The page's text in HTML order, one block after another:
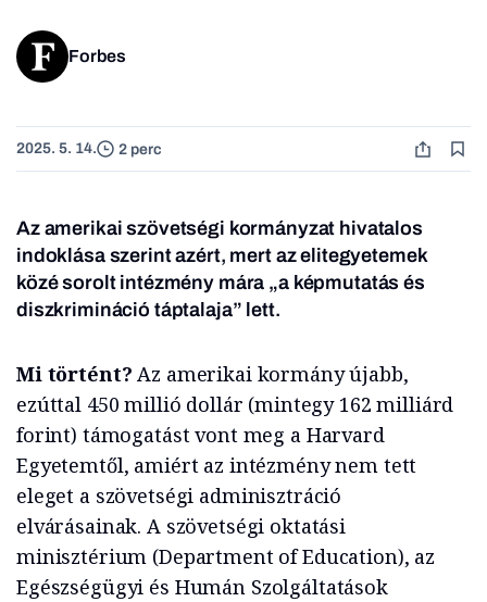
Forbes
2025. 5. 14. 2 perc
Az amerikai szövetségi kormányzat hivatalos
indoklása szerint azért, mert az elitegyetemek
közé sorolt intézmény mára „a képmutatás és
diszkrimináció táptalaja” lett.
Mi történt?Az amerikai kormány újabb,
ezúttal 450 millió dollár (mintegy 162 milliárd
forint) támogatást vont meg a Harvard
Egyetemtől, amiért az intézmény nem tett
eleget a szövetségi adminisztráció
elvárásainak. A szövetségi oktatási
minisztérium (Department of Education), az
Egészségügyi és Humán Szolgáltatások